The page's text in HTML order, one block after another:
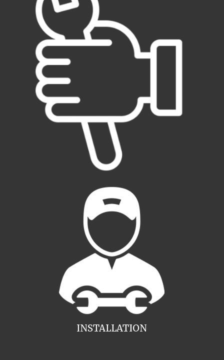
INSTALLATION